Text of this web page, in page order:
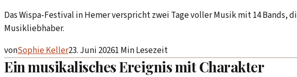
Das Wispa-Festival in Hemer verspricht zwei Tage voller Musik mit 14
Musikliebhaber.
vonSophie Keller23. Juni 20261 Min Lesezeit
Ein musikalisches Ereignis mit Charakter